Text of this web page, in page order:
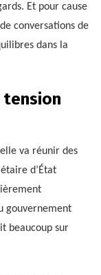
Et pour cause
conversations de
dans la
tension
va réunir des
d’État
gouvernement
beaucoup sur